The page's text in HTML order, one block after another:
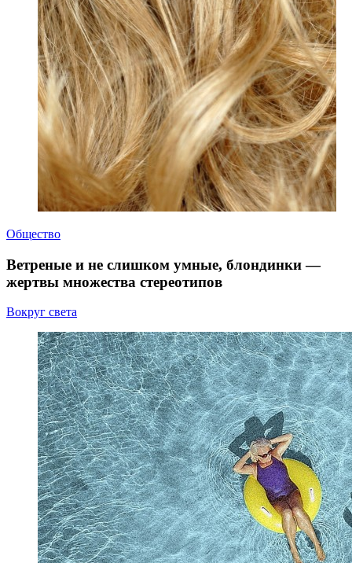
Общество
Ветреные и не слишком умные, блондинки —
жертвы множества стереотипов
Вокруг света